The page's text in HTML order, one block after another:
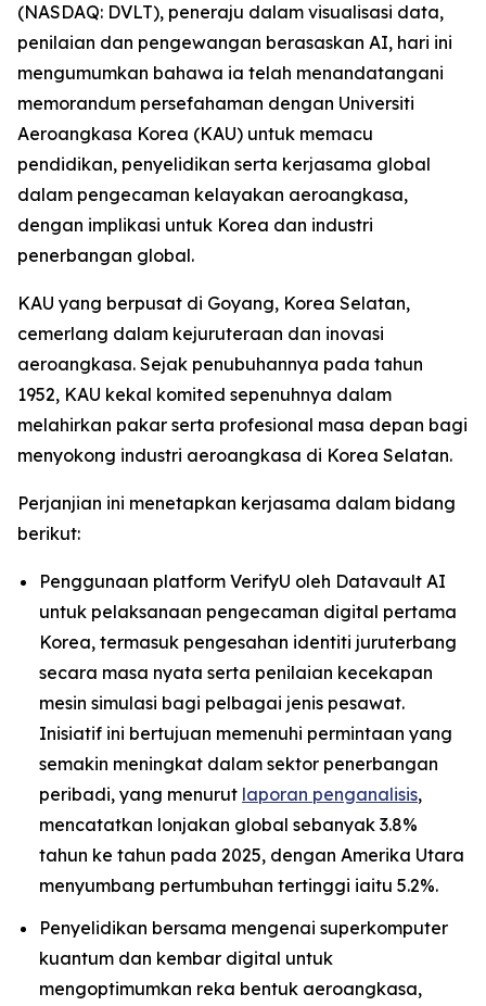
(NASDAQ: DVLT), peneraju dalam visualisasi data,
penilaian dan pengewangan berasaskan AI, hari ini
mengumumkan bahawa ia telah menandatangani
memorandum persefahaman dengan Universiti
Aeroangkasa Korea (KAU) untuk memacu
pendidikan, penyelidikan serta kerjasama global
dalam pengecaman kelayakan aeroangkasa,
dengan implikasi untuk Korea dan industri
penerbangan global.
KAU yang berpusat di Goyang, Korea Selatan,
cemerlang dalam kejuruteraan dan inovasi
aeroangkasa. Sejak penubuhannya pada tahun
1952, KAU kekal komited sepenuhnya dalam
melahirkan pakar serta profesional masa depan bagi
menyokong industri aeroangkasa di Korea Selatan.
Perjanjian ini menetapkan kerjasama dalam bidang
berikut:
Penggunaan platform VerifyU oleh Datavault AI
untuk pelaksanaan pengecaman digital pertama
Korea, termasuk pengesahan identiti juruterbang
secara masa nyata serta penilaian kecekapan
mesin simulasi bagi pelbagai jenis pesawat.
Inisiatif ini bertujuan memenuhi permintaan yang
semakin meningkat dalam sektor penerbangan
peribadi, yang menurut laporan penganalisis,
mencatatkan lonjakan global sebanyak 3.8%
tahun ke tahun pada 2025, dengan Amerika Utara
menyumbang pertumbuhan tertinggi iaitu 5.2%.
Penyelidikan bersama mengenai superkomputer
kuantum dan kembar digital untuk
mengoptimumkan reka bentuk aeroangkasa,